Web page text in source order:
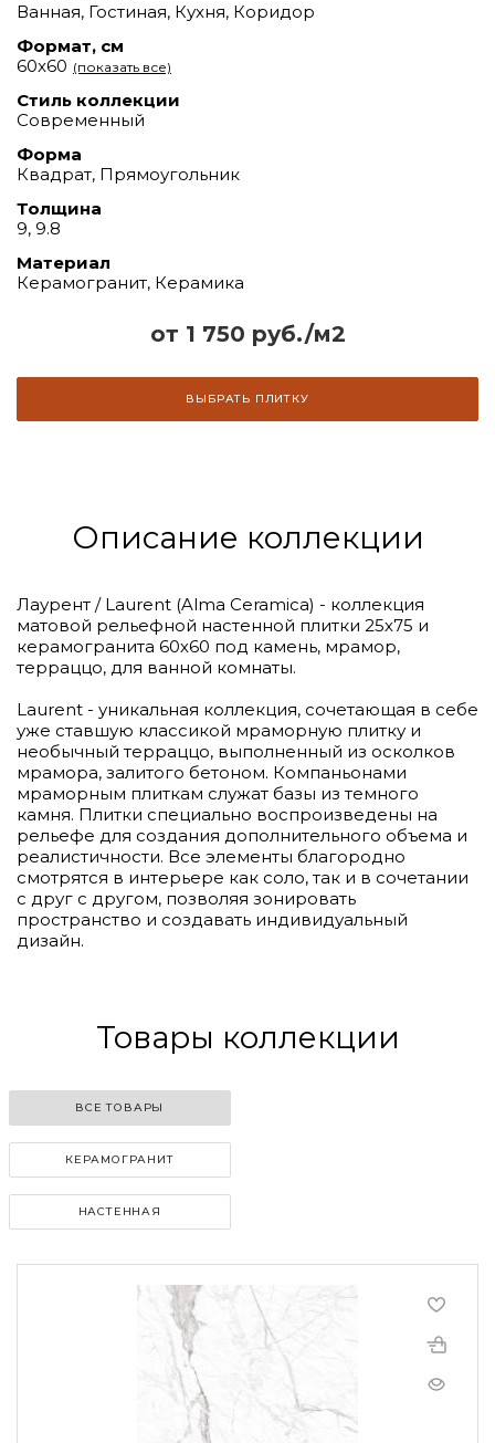
от 1 750 руб./м2
ВЫБРАТЬ ПЛИТКУ
Ванная, Гостиная, Кухня, Коридор
Формат, см
60x60 (показать все)
Стиль коллекции
Современный
Форма
Квадрат, Прямоугольник
Толщина
9, 9.8
Материал
Керамогранит, Керамика
Описание коллекции
Лаурент / Laurent (Alma Ceramica) - коллекция
матовой рельефной настенной плитки 25х75 и
керамогранита 60х60 под камень, мрамор,
терраццо, для ванной комнаты.
Laurent - уникальная коллекция, сочетающая в себе
уже ставшую классикой мраморную плитку и
необычный терраццо, выполненный из осколков
мрамора, залитого бетоном. Компаньонами
мраморным плиткам служат базы из темного
камня. Плитки специально воспроизведены на
рельефе для создания дополнительного объема и
реалистичности. Все элементы благородно
смотрятся в интерьере как соло, так и в сочетании
с друг с другом, позволяя зонировать
пространство и создавать индивидуальный
дизайн.
Товары коллекции
ВСЕ ТОВАРЫ
КЕРАМОГРАНИТ
НАСТЕННАЯ